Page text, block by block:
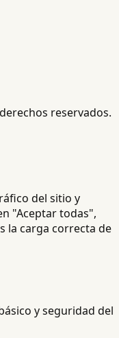
derechos reservados.
del sitio y
"Aceptar todas",
la carga correcta de
y seguridad del